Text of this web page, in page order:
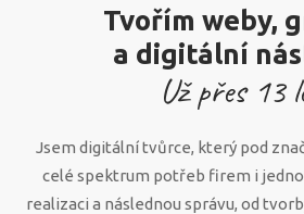
Tvořím weby,
a digitální
Už přes 13
Jsem digitální tvůrce, který pod
celé spektrum potřeb firem i
realizaci a následnou správu, od